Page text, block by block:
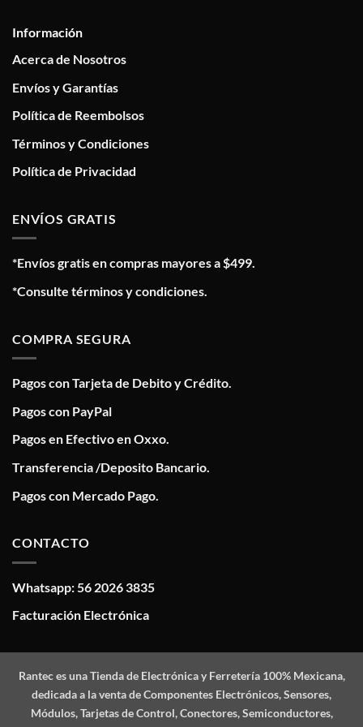
Información
Acerca de Nosotros
Envíos y Garantías
Política de Reembolsos
Términos y Condiciones
Política de Privacidad
ENVÍOS GRATIS
*Envíos gratis en compras mayores a $499.
*Consulte términos y condiciones.
COMPRA SEGURA
Pagos con Tarjeta de Debito y Crédito.
Pagos con PayPal
Pagos en Efectivo en Oxxo.
Transferencia /Deposito Bancario.
Pagos con Mercado Pago.
CONTACTO
Whatsapp: 56 2026 3835
Facturación Electrónica
Ranteces una Tienda de Electrónica y Ferretería 100% Mexicana,
dedicada a la venta de Componentes Electrónicos, Sensores,
Módulos, Tarjetas de Control, Conectores, Semiconductores,